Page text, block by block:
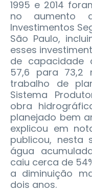
1995 e 2014
no aumento
Investimentos
São Paulo,
esses
de capacidade
57,6 para 73,2
trabalho de
Sistema
obra
planejado bem
explicou em
publicou, nesta
água
caiu cerca de
a diminuição
dois anos.